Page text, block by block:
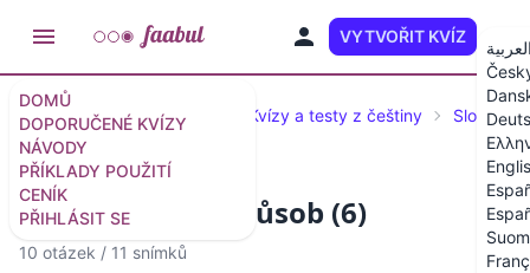
DOMŮ
DOPORUČENÉ KVÍZY
NÁVODY
PŘÍKLADY POUŽITÍ
CENÍK
PŘIHLÁSIT SE
VYTVOŘIT KVÍZ
Doporučené kvízy a testy Kvízy a testy z češtiny Slovní
Kvíz: Slovesný způsob (6)
10 otázek / 11 snímků